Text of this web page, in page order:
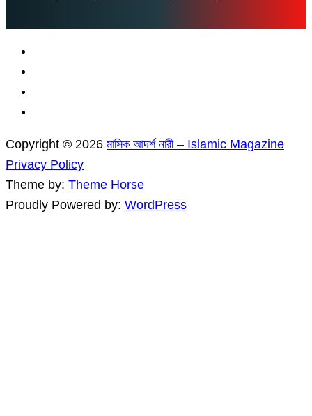
Copyright © 2026 মাসিক আদর্শ নারী – Islamic Magazine
Privacy Policy
Theme by: Theme Horse
Proudly Powered by: WordPress